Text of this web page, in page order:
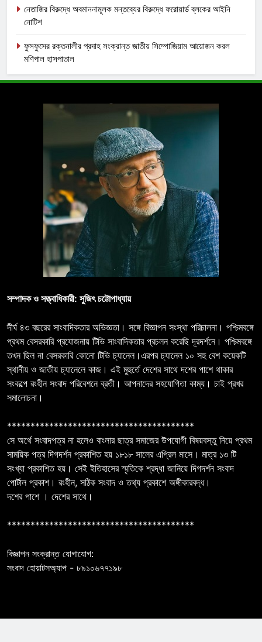
নেতাজির বিরুদ্ধে অবমাননামূলক মন্তব্যের বিরুদ্ধে ফরোয়ার্ড ব্লকের আইনি
নোটিশ
ফুসফুসের রক্তনালীর প্রদাহ সংক্রান্ত জাতীয় সিম্পোজিয়াম আয়োজন করল
মণিপাল হাসপাতাল
সম্পাদক ও সত্ত্বাধিকারী: সুজিৎ চট্টোপাধ্যায়
দীর্ঘ ৪৩ বছরের সাংবাদিকতার অভিজ্ঞতা। সঙ্গে বিজ্ঞাপন সংস্থা পরিচালনা। পশ্চিমবঙ্গে
প্রথম বেসরকারি প্রযোজনায় টিভি সাংবাদিকতার প্রচলন করেছি দূরদর্শনে। পশ্চিমবঙ্গে
তখন ছিল না বেসরকারি কোনো টিভি চ্যানেল।এরপর চ্যানেল ১০ সহু বেশ কয়েকটি
স্থানীয় ও জাতীয় চ্যানেলে কাজ। এই মুহুর্তে দেশের সাথে দশের পাশে থাকার
সংকল্পে রংহীন সংবাদ পরিবেশনে ব্রতী। আপনাদের সহযোগিতা কাম্য। চাই প্রখর
সমালোচনা।
****************************************
সে অর্থে সংবাদপত্র না হলেও বাংলার ছাত্র সমাজের উপযোগী বিষয়বস্তু নিয়ে প্রথম
সাময়িক পত্র দিগদর্শন প্রকাশিত হয় ১৮১৮ সালের এপ্রিল মাসে। মাত্র ১৩ টি
সংখ্যা প্রকাশিত হয়। সেই ইতিহাসের স্মৃতিকে শ্রদ্ধা জানিয়ে দিগদর্শন সংবাদ
পোর্টাল প্রকাশ। রংহীন, সঠিক সংবাদ ও তথ্য প্রকাশে অঙ্গীকারবদ্ধ।
দশের পাশে । দেশের সাথে।
****************************************
বিজ্ঞাপন সংক্রান্ত যোগাযোগ:
সংবাদ হোয়াটসঅ্যাপ - ৮৯১০৬৭৭১৯৮